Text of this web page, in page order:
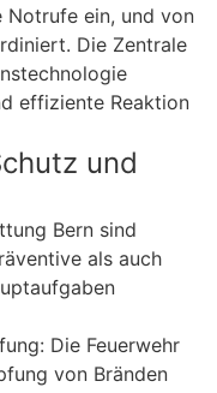
Notrufe ein, und von
Die Zentrale
effiziente Reaktion
und
Bern sind
als auch
Die Feuerwehr
von Bränden